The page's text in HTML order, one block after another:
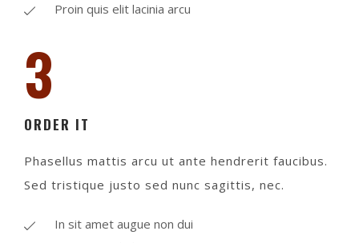
Proin quis elit lacinia arcu
3
ORDER IT
Phasellus mattis arcu ut ante hendrerit faucibus.
Sed tristique justo sed nunc sagittis, nec.
In sit amet augue non dui